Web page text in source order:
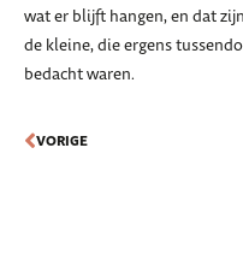
wat er blijft hangen, en dat
de kleine, die ergens
bedacht waren.
VORIGE